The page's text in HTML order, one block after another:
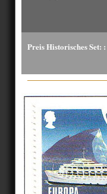
Preis Historisches Set: :